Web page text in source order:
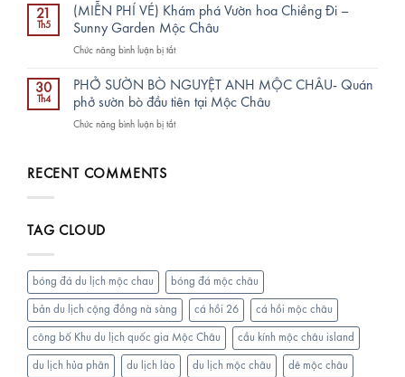
đáo
TRỌN
TRỌN
VẸN
đẹp
mê
trên
Mộc
Châu
Ngà
Valley
Café
&
–
Điểm
Chill
21
Th5
(MIỄN PHÍ VÉ) Khám phá Vườn hoa Chiềng Đi –
Sunny Garden Mộc Châu
Chức năng bình luận bị tắtở
PHÍ
VÉ)
phá
30
Th4
PHỞ SƯỜN BÒ NGUYỆT ANH MỘC CHÂU- Quán
phở sườn bò đầu tiên tại Mộc Châu
Chức năng bình luận bị tắtở
sườn
bò
đầu
tiên
tại
Mộc
Châu
RECENT COMMENTS
TAG CLOUD
bóng đá du lịch mộc chau bóng đá mộc châu
bản du lịch cộng đồng nà sàng cá hồi 26 cá hồi mộc châu
công bố Khu du lịch quốc gia Mộc Châu cầu kính mộc châu island
du lịch hủa phăn du lịch lào du lịch mộc châu dê mộc châu